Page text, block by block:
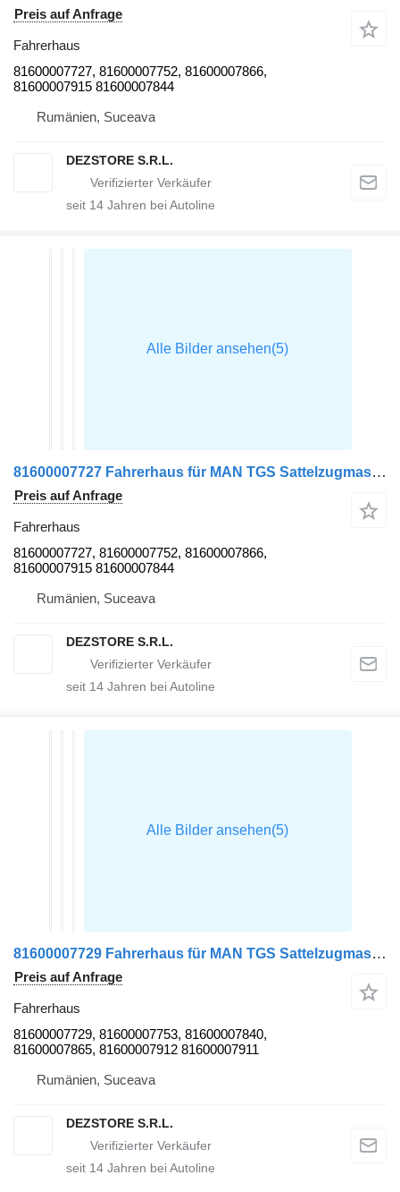
Preis auf Anfrage
Fahrerhaus
81600007727, 81600007752, 81600007866,
81600007915 81600007844
Rumänien, Suceava
DEZSTORE S.R.L.
seit 14 Jahren bei Autoline
81600007727 Fahrerhaus für MAN TGS Sattelzugmaschine
Preis auf Anfrage
Fahrerhaus
81600007727, 81600007752, 81600007866,
81600007915 81600007844
Rumänien, Suceava
DEZSTORE S.R.L.
seit 14 Jahren bei Autoline
81600007729 Fahrerhaus für MAN TGS Sattelzugmaschine
Preis auf Anfrage
Fahrerhaus
81600007729, 81600007753, 81600007840,
81600007865, 81600007912 81600007911
Rumänien, Suceava
DEZSTORE S.R.L.
seit 14 Jahren bei Autoline